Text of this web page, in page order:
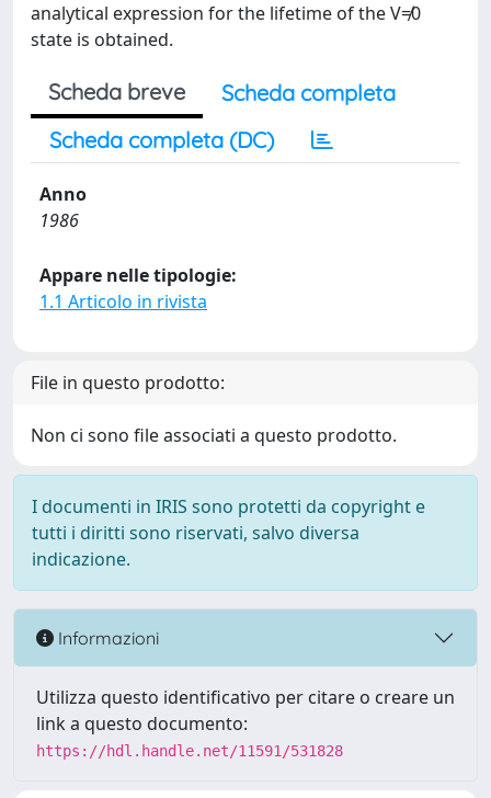
analytical expression for the lifetime of the V≠0
state is obtained.
Scheda breve
Scheda completa
Scheda completa (DC)
Anno
1986
Appare nelle tipologie:
1.1 Articolo in rivista
File in questo prodotto:
Non ci sono file associati a questo prodotto.
I documenti in IRIS sono protetti da copyright e
tutti i diritti sono riservati, salvo diversa
indicazione.
Informazioni
Utilizza questo identificativo per citare o creare un
link a questo documento:
https://hdl.handle.net/11591/531828